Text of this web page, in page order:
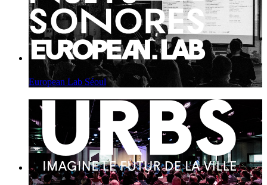
European Lab Séoul